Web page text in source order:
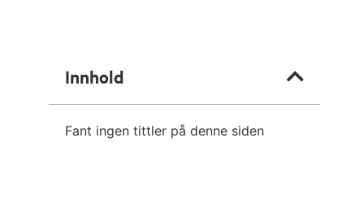
Innhold
Fant ingen tittler på denne siden